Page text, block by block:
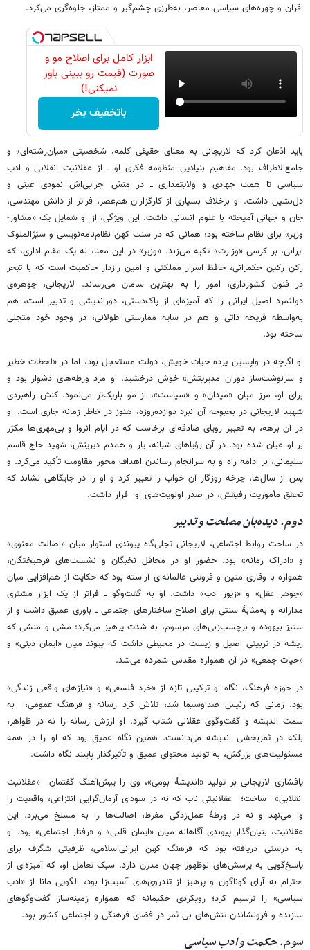
اقران و چهره‌های سیاسی معاصر، به‌طرزی چشم‌گیر و ممتاز، جلوه‌گری می‌کرد.
ابزار کامل برای اصلاح مو و
صورت (قیمت رو ببینی باور
نمیکنی!)
باتخفیف بخر
باید اذعان کرد که لاریجانی به معنای حقیقی کلمه، شخصیتی «میان‌رشته‌ای» و
جامع‌الاطراف بود. مفاهیم بنیادین منظومه فکری او ــ از عقلانیت انقلابی و ادب
سیاسی تا همت جهادی و ولایتمداری ــ در منش اجرایی‌اش نمودی عینی و
دل‌نشین داشت. او برخلاف بسیاری از کارگزاران هم‌عصر، فراتر از دانش مهندسی،
جان‌ و جهانی آمیخته با علوم انسانی داشت. این ویژگی، از او شمایل یک «مشاور-
وزیر» برای نظام ساخته بود؛ همانی که در سنت کهن نظام‌نامه‌نویسی و سیَرُالملوک
ایرانی، بر کرسی «وزارت» تکیه می‌زند. «وزیر» در این معنا، نه یک مقام اداری، که
رکن رکین حکمرانی، حافظ اسرار مملکتی و امین رازدار حاکمیت است که با تبحر
در فنون کشورداری، امور را به بهترین سامان می‌رساند. لاریجانی، جوهره‌ی
دولتمرد اصیل ایرانی را که آمیزه‌ای از پاک‌دستی، دوراندیشی و تدبیر است، هم
به‌واسطه قریحه ذاتی و هم در سایه ممارستی طولانی، در وجود خود متجلی
ساخته بود.
او اگرچه در واپسین پرده حیات خویش، دولت مستعجل بود، اما در «لحظات خطیر
و سرنوشت‌ساز دوران مدیریتش» خوش درخشید. او مرد ورطه‌های دشوار بود و
برای او، مرز میان «میدان» و «سیاست»، از مو باریک‌تر می‌نمود. کنش راهبردی
شهید لاریجانی در بحبوحه آن نبرد دوازده‌روزه، هنوز در خاطر زمانه جاری است. او
در آن برهه، به تعبیر رویای صادقه‌ای برخاست که در ایام انزوا و بی‌مهری‌ها مکرّر
بر او عیان شده بود. در آن رؤیاهای شبانه، یار و همدم دیرینش، شهید حاج قاسم
سلیمانی، بر ادامه راه و به سرانجام رساندن اهداف محور مقاومت تأکید می‌کرد. و
پس از سال‌ها، چرخه روزگار آن خواب را تعبیر کرد و او را در جایگاهی نشاند که
تحقق مأموریت رفیقش، در صدر اولویت‌های او قرار داشت.
دوم. دیده‌بان مصلحت و تدبیر
در ساحت روابط اجتماعی، لاریجانی تجلی‌گاه پیوندی استوار میان «اصالت معنوی»
و «ادراک زمانه» بود. حضور او در محافل نخبگان و نشست‌های فرهیختگان،
همواره با وقاری متین و فروتنی عالمانه‌ای آراسته بود که حکایت از هم‌افزایی میان
«جوهر عقل» و «زیور ادب» داشت. او به گفت‌وگو ــ فراتر از یک ابزار مشتری
مدارانه و به‌مثابۀ سنتی برای اصلاح ساختارهای اجتماعی ــ باوری عمیق داشت و از
ستیز بیهوده و برچسب‌زنی‌های مرسوم، به شدت پرهیز می‌کرد؛ مشی و منشی که
ریشه در تربیتی اصیل و زیست در محیطی داشت که پیوند میان «ایمان دینی» و
«حیات جمعی» در آن همواره مقدس شمرده می‌شد.
در حوزه فرهنگ، نگاه او ترکیبی تازه از «خرد فلسفی» و «نیازهای واقعی زندگی»
بود. زمانی که رئیس صداوسیما شد، تلاش کرد رسانه و فرهنگ عمومی، به
سمت اندیشه و گفت‌وگوی عقلانی شتاب گیرد. او ارزش رسانه را نه در ظواهر،
بلکه در ثمربخشی اندیشه می‌دانست. همین نگاه عمیق بود که او را در همه
مسئولیت‌های بزرگش، به تولید محتوای عمیق و تأثیرگذار پایبند نگاه داشت.
پافشاری لاریجانی بر تولید «اندیشۀ بومی»، وی را پیش‌آهنگ گفتمان «عقلانیت
انقلابی» ساخت؛ عقلانیتی ناب که نه در سودای آرمان‌گرایی انتزاعی، واقعیت را
وا می‌نهد و نه در ورطۀ عمل‌زدگی مفرط، اصالت‌ها را به مسلخ می‌برد. این
عقلانیت، بنیان‌گذار پیوندی آگاهانه میان «ایمان قلبی» و «رفتار اجتماعی» بود. او
به درستی دریافته بود که فرهنگ کهن ایرانی‌اسلامی، ظرفیتی شگرف برای
پاسخ‌گویی به پرسش‌های نوظهور جهان مدرن دارد. سبک تعامل او، که آمیزه‌ای از
احترام به آرای گوناگون و پرهیز از تندروی‌های آسیب‌زا بود، الگویی مانا از «ادب
سیاسی» را ترسیم کرد؛ رویکردی حکیمانه که همواره زمینه‌ساز گفت‌وگوهای
سازنده و فرونشاندن تنش‌های بی ثمر در فضای فرهنگی و اجتماعی کشور بود.
سوم. حکمت و ادب سیاسی